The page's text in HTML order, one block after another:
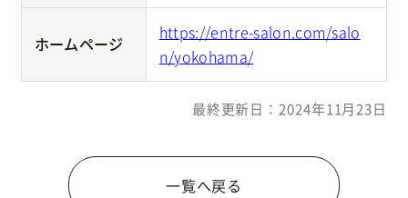
ホームページ
https://entre-salon.com/salo
n/yokohama/
最終更新日：2024年11月23日
一覧へ戻る